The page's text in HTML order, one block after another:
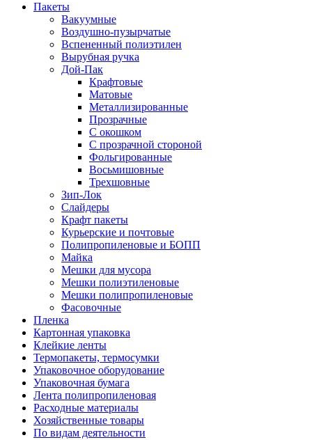
Пакеты
Вакуумные
Воздушно-пузырчатые
Вспененный полиэтилен
Вырубная ручка
Дой-Пак
Крафтовые
Матовые
Металлизированные
Прозрачные
С окошком
С прозрачной стороной
Фольгированные
Восьмишовные
Трехшовные
Зип-Лок
Слайдеры
Крафт пакеты
Курьерские и почтовые
Полипропиленовые и БОПП
Майка
Мешки для мусора
Мешки полиэтиленовые
Мешки полипропиленовые
Фасовочные
Пленка
Картонная упаковка
Клейкие ленты
Термопакеты, термосумки
Упаковочное оборудование
Упаковочная бумага
Лента полипропиленовая
Расходные материалы
Хозяйственные товары
По видам деятельности